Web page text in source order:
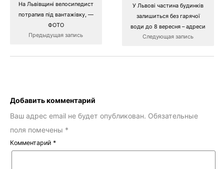
На Львівщині велосипедист
потрапив під вантажівку, —
ФОТО
Предыдущая запись
У Львові частина будинків
залишиться без гарячої
води до 8 вересня – адреси
Следующая запись
Добавить комментарий
Ваш адрес email не будет опубликован. Обязательные
поля помечены *
Комментарий *